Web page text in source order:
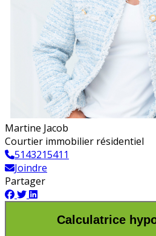
Martine Jacob
Courtier immobilier résidentiel
5143215411
Joindre
Partager
Calculatrice